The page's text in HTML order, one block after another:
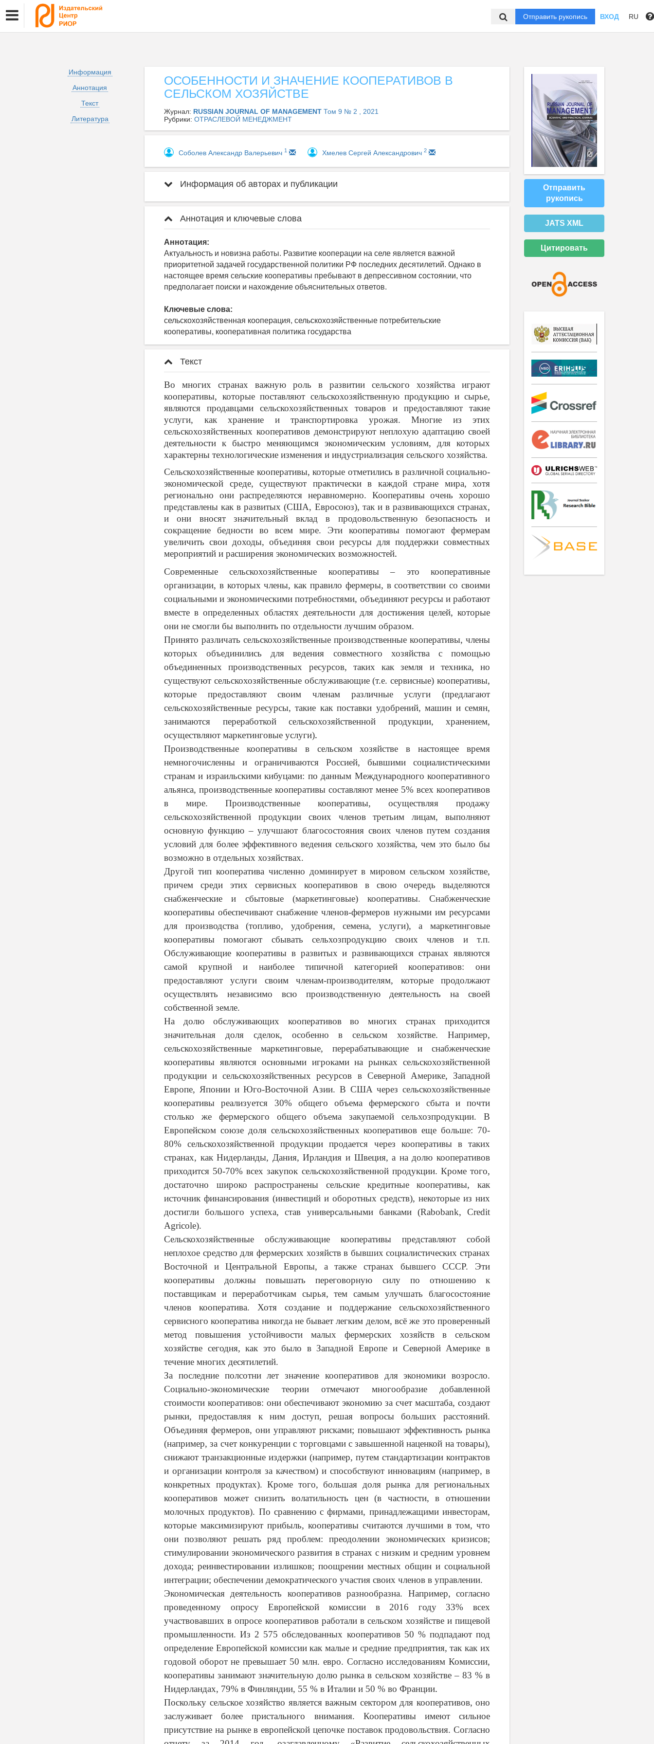
Отправить рукопись ВХОД RU
Информация
Аннотация
Текст
Литература
ОСОБЕННОСТИ И ЗНАЧЕНИЕ КООПЕРАТИВОВ В
СЕЛЬСКОМ ХОЗЯЙСТВЕ
Журнал: RUSSIAN JOURNAL OF MANAGEMENT Том 9 № 2 , 2021
Рубрики: ОТРАСЛЕВОЙ МЕНЕДЖМЕНТ
Соболев Александр Валерьевич 1 Хмелев Сергей Александрович 2
Информация об авторах и публикации
Аннотация и ключевые слова
Аннотация:
Актуальность и новизна работы. Развитие кооперации на селе является важной
приоритетной задачей государственной политики РФ последних десятилетий. Однако в
настоящее время сельские кооперативы пребывают в депрессивном состоянии, что
предполагает поиски и нахождение объяснительных ответов.
Ключевые слова:
сельскохозяйственная кооперация, сельскохозяйственные потребительские
кооперативы, кооперативная политика государства
Текст
Во многих странах важную роль в развитии сельского хозяйства играют
кооперативы, которые поставляют сельскохозяйственную продукцию и сырье,
являются продавцами сельскохозяйственных товаров и предоставляют такие
услуги, как хранение и транспортировка урожая. Многие из этих
сельскохозяйственных кооперативов демонстрируют неплохую адаптацию своей
деятельности к быстро меняющимся экономическим условиям, для которых
характерны технологические изменения и индустриализация сельского хозяйства.
Сельскохозяйственные кооперативы, которые отметились в различной социально-
экономической среде, существуют практически в каждой стране мира, хотя
регионально они распределяются неравномерно. Кооперативы очень хорошо
представлены как в развитых (США, Евросоюз), так и в развивающихся странах,
и они вносят значительный вклад в продовольственную безопасность и
сокращение бедности во всем мире. Эти кооперативы помогают фермерам
увеличить свои доходы, объединяя свои ресурсы для поддержки совместных
мероприятий и расширения экономических возможностей.
Современные сельскохозяйственные кооперативы – это кооперативные
организации, в которых члены, как правило фермеры, в соответствии со своими
социальными и экономическими потребностями, объединяют ресурсы и работают
вместе в определенных областях деятельности для достижения целей, которые
они не смогли бы выполнить по отдельности лучшим образом.
Принято различать сельскохозяйственные производственные кооперативы, члены
которых объединились для ведения совместного хозяйства с помощью
объединенных производственных ресурсов, таких как земля и техника, но
существуют сельскохозяйственные обслуживающие (т.е. сервисные) кооперативы,
которые предоставляют своим членам различные услуги (предлагают
сельскохозяйственные ресурсы, такие как поставки удобрений, машин и семян,
занимаются переработкой сельскохозяйственной продукции, хранением,
осуществляют маркетинговые услуги).
Производственные кооперативы в сельском хозяйстве в настоящее время
немногочисленны и ограничиваются Россией, бывшими социалистическими
странам и израильскими кибуцами: по данным Международного кооперативного
альянса, производственные кооперативы составляют менее 5% всех кооперативов
в мире. Производственные кооперативы, осуществляя продажу
сельскохозяйственной продукции своих членов третьим лицам, выполняют
основную функцию – улучшают благосостояния своих членов путем создания
условий для более эффективного ведения сельского хозяйства, чем это было бы
возможно в отдельных хозяйствах.
Другой тип кооператива численно доминирует в мировом сельском хозяйстве,
причем среди этих сервисных кооперативов в свою очередь выделяются
снабженческие и сбытовые (маркетинговые) кооперативы. Снабженческие
кооперативы обеспечивают снабжение членов-фермеров нужными им ресурсами
для производства (топливо, удобрения, семена, услуги), а маркетинговые
кооперативы помогают сбывать сельхозпродукцию своих членов и т.п.
Обслуживающие кооперативы в развитых и развивающихся странах являются
самой крупной и наиболее типичной категорией кооперативов: они
предоставляют услуги своим членам-производителям, которые продолжают
осуществлять независимо всю производственную деятельность на своей
собственной земле.
На долю обслуживающих кооперативов во многих странах приходится
значительная доля сделок, особенно в сельском хозяйстве. Например,
сельскохозяйственные маркетинговые, перерабатывающие и снабженческие
кооперативы являются основными игроками на рынках сельскохозяйственной
продукции и сельскохозяйственных ресурсов в Северной Америке, Западной
Европе, Японии и Юго-Восточной Азии. В США через сельскохозяйственные
кооперативы реализуется 30% общего объема фермерского сбыта и почти
столько же фермерского общего объема закупаемой сельхозпродукции. В
Европейском союзе доля сельскохозяйственных кооперативов еще больше: 70-
80% сельскохозяйственной продукции продается через кооперативы в таких
странах, как Нидерланды, Дания, Ирландия и Швеция, а на долю кооперативов
приходится 50-70% всех закупок сельскохозяйственной продукции. Кроме того,
достаточно широко распространены сельские кредитные кооперативы, как
источник финансирования (инвестиций и оборотных средств), некоторые из них
достигли большого успеха, став универсальными банками (Rabobank,Credit
Agricole).
Сельскохозяйственные обслуживающие кооперативы представляют собой
неплохое средство для фермерских хозяйств в бывших социалистических странах
Восточной и Центральной Европы, а также странах бывшего СССР. Эти
кооперативы должны повышать переговорную силу по отношению к
поставщикам и переработчикам сырья, тем самым улучшать благосостояние
членов кооператива. Хотя создание и поддержание сельскохозяйственного
сервисного кооператива никогда не бывает легким делом, всё же это проверенный
метод повышения устойчивости малых фермерских хозяйств в сельском
хозяйстве сегодня, как это было в Западной Европе и Северной Америке в
течение многих десятилетий.
За последние полсотни лет значение кооперативов для экономики возросло.
Социально-экономические теории отмечают многообразие добавленной
стоимости кооперативов: они обеспечивают экономию за счет масштаба, создают
рынки, предоставляя к ним доступ, решая вопросы больших расстояний.
Объединяя фермеров, они управляют рисками; повышают эффективность рынка
(например, за счет конкуренции с торговцами с завышенной наценкой на товары),
снижают транзакционные издержки (например, путем стандартизации контрактов
и организации контроля за качеством) и способствуют инновациям (например, в
конкретных продуктах). Кроме того, большая доля рынка для региональных
кооперативов может снизить волатильность цен (в частности, в отношении
молочных продуктов). По сравнению с фирмами, принадлежащими инвесторам,
которые максимизируют прибыль, кооперативы считаются лучшими в том, что
они позволяют решать ряд проблем: преодолении экономических кризисов;
стимулировании экономического развития в странах с низким и средним уровнем
дохода; реинвестировании излишков; поощрении местных общин и социальной
интеграции; обеспечении демократического участия своих членов в управлении.
Экономическая деятельность кооперативов разнообразна. Например, согласно
проведенному опросу Европейской комиссии в 2016 году 33% всех
участвовавших в опросе кооперативов работали в сельском хозяйстве и пищевой
промышленности. Из 2 575 обследованных кооперативов 50 % подпадают под
определение Европейской комиссии как малые и средние предприятия, так как их
годовой оборот не превышает 50 млн. евро. Согласно исследованиям Комиссии,
кооперативы занимают значительную долю рынка в сельском хозяйстве – 83 % в
Нидерландах, 79% в Финляндии, 55 % в Италии и 50 % во Франции.
Поскольку сельское хозяйство является важным сектором для кооперативов, оно
заслуживает более пристального внимания. Кооперативы имеют сильное
присутствие на рынке в европейской цепочке поставок продовольствия. Согласно
Отправить
рукопись
JATS XML
Цитировать